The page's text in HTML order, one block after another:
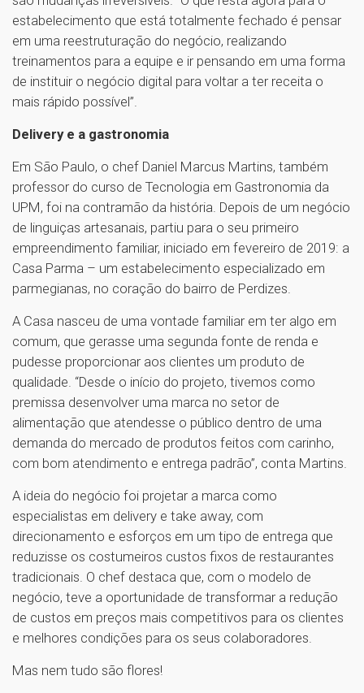
estabelecimento que está totalmente fechado é pensar
em uma reestruturação do negócio, realizando
treinamentos para a equipe e ir pensando em uma forma
de instituir o negócio digital para voltar a ter receita o
mais rápido possível”.
Delivery e a gastronomia
Em São Paulo, o chef Daniel Marcus Martins, também
professor do curso de Tecnologia em Gastronomia da
UPM, foi na contramão da história. Depois de um negócio
de linguiças artesanais, partiu para o seu primeiro
empreendimento familiar, iniciado em fevereiro de 2019: a
Casa Parma – um estabelecimento especializado em
parmegianas, no coração do bairro de Perdizes.
A Casa nasceu de uma vontade familiar em ter algo em
comum, que gerasse uma segunda fonte de renda e
pudesse proporcionar aos clientes um produto de
qualidade. “Desde o início do projeto, tivemos como
premissa desenvolver uma marca no setor de
alimentação que atendesse o público dentro de uma
demanda do mercado de produtos feitos com carinho,
com bom atendimento e entrega padrão”, conta Martins.
A ideia do negócio foi projetar a marca como
especialistas em delivery e take away, com
direcionamento e esforços em um tipo de entrega que
reduzisse os costumeiros custos fixos de restaurantes
tradicionais. O chef destaca que, com o modelo de
negócio, teve a oportunidade de transformar a redução
de custos em preços mais competitivos para os clientes
e melhores condições para os seus colaboradores.
Mas nem tudo são flores!